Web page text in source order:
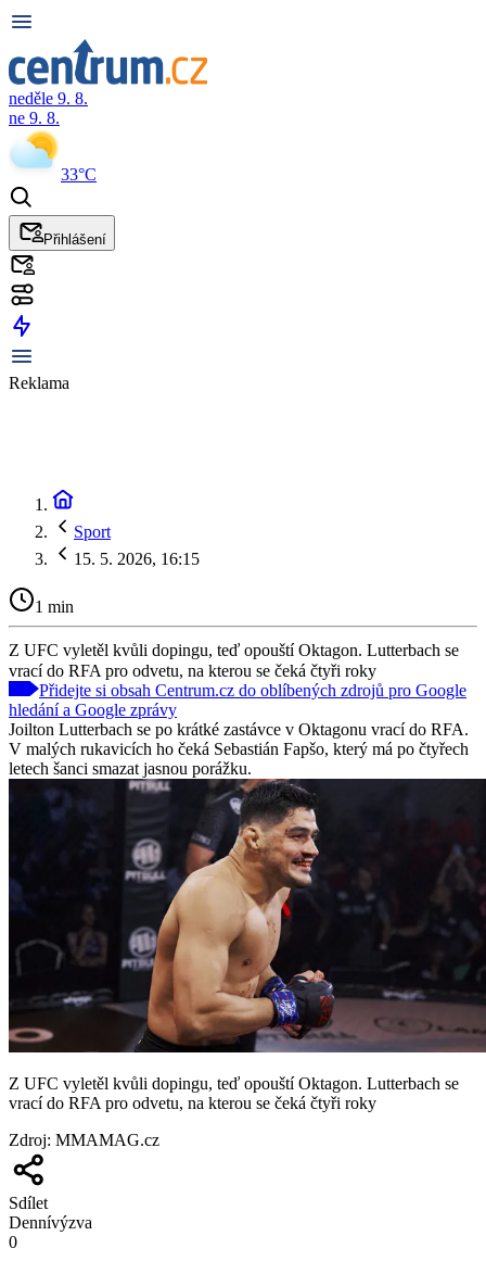
neděle 9. 8.
ne 9. 8.
33°C
Přihlášení
Reklama
Sport
15. 5. 2026, 16:15
1 min
Z UFC vyletěl kvůli dopingu, teď opouští Oktagon. Lutterbach se
vrací do RFA pro odvetu, na kterou se čeká čtyři roky
Přidejte si obsah Centrum.cz do oblíbených zdrojů pro Google
hledání a Google zprávy
Joilton Lutterbach se po krátké zastávce v Oktagonu vrací do RFA.
V malých rukavicích ho čeká Sebastián Fapšo, který má po čtyřech
letech šanci smazat jasnou porážku.
Z UFC vyletěl kvůli dopingu, teď opouští Oktagon. Lutterbach se
vrací do RFA pro odvetu, na kterou se čeká čtyři roky
Zdroj: MMAMAG.cz
Sdílet
Dennívýzva
0